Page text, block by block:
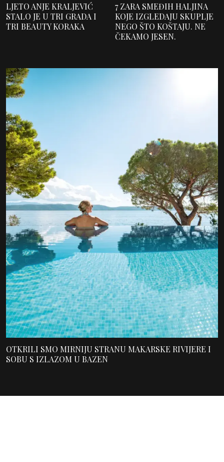
LJETO ANJE KRALJEVIĆ
STALO JE U TRI GRADA I
TRI BEAUTY KORAKA
7 ZARA SMEĐIH HALJINA
KOJE IZGLEDAJU SKUPLJE
NEGO ŠTO KOŠTAJU. NE
ČEKAMO JESEN.
OTKRILI SMO MIRNIJU STRANU MAKARSKE RIVIJERE I
SOBU S IZLAZOM U BAZEN